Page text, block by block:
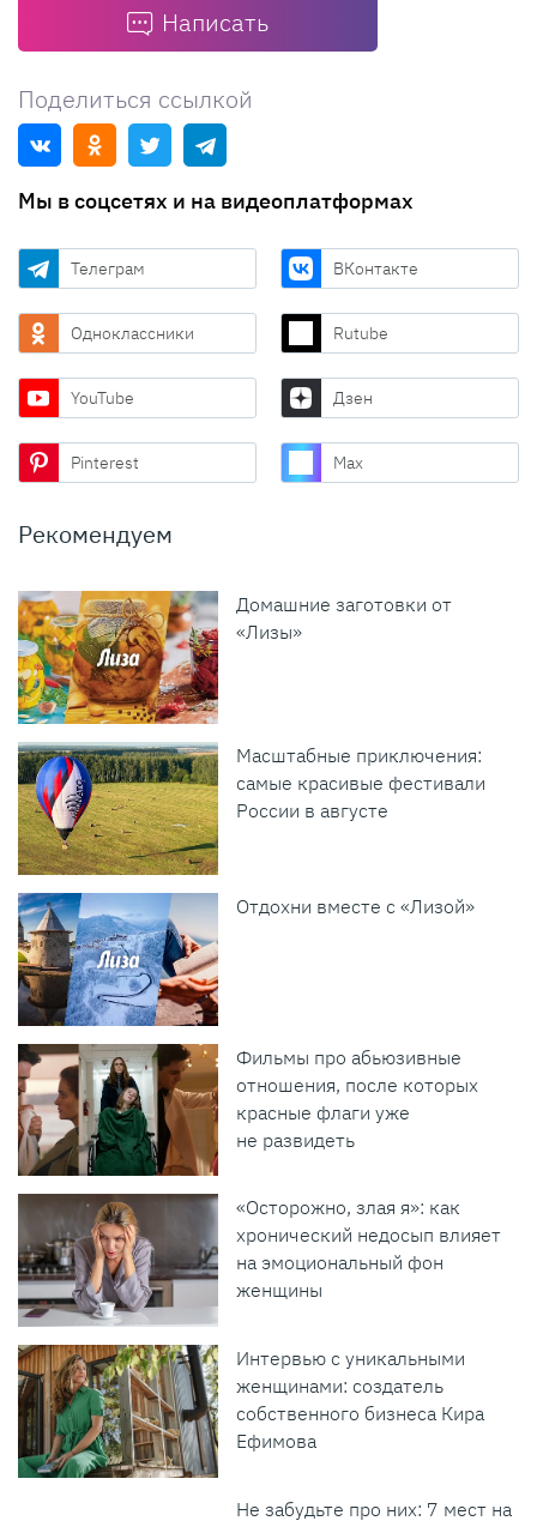
Написать
Поделиться ссылкой
Мы в соцсетях и на видеоплатформах
Телеграм ВКонтакте
Одноклассники Rutube
YouTube Дзен
Pinterest Max
Рекомендуем
Домашние заготовки от
«Лизы»
Масштабные приключения:
самые красивые фестивали
России в августе
Отдохни вместе с «Лизой»
Фильмы про абьюзивные
отношения, после которых
красные флаги уже
не развидеть
«Осторожно, злая я»: как
хронический недосып влияет
на эмоциональный фон
женщины
Интервью с уникальными
женщинами: создатель
собственного бизнеса Кира
Ефимова
Не забудьте про них: 7 мест на